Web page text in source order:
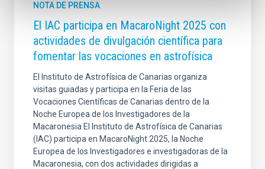
NOTA DE PRENSA
El IAC participa en MacaroNight 2025 con
actividades de divulgación científica para
fomentar las vocaciones en astrofísica
El Instituto de Astrofísica de Canarias organiza
visitas guiadas y participa en la Feria de las
Vocaciones Científicas de Canarias dentro de la
Noche Europea de los Investigadores de la
Macaronesia El Instituto de Astrofísica de Canarias
(IAC) participa en MacaroNight 2025, la Noche
Europea de los Investigadores e investigadoras de la
Macaronesia, con dos actividades dirigidas a